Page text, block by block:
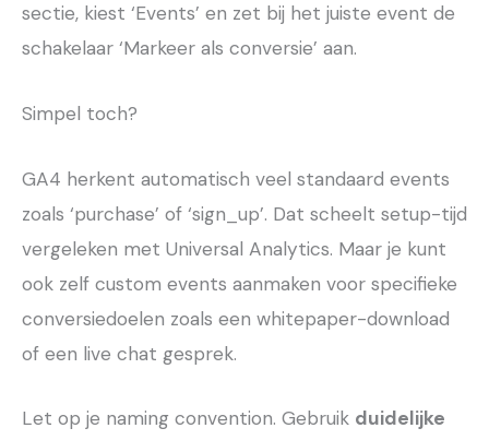
sectie, kiest ‘Events’ en zet bij het juiste event de
schakelaar ‘Markeer als conversie’ aan.
Simpel toch?
GA4 herkent automatisch veel standaard events
zoals ‘purchase’ of ‘sign_up’. Dat scheelt setup-tijd
vergeleken met Universal Analytics. Maar je kunt
ook zelf custom events aanmaken voor specifieke
conversiedoelen zoals een whitepaper-download
of een live chat gesprek.
Let op je naming convention. Gebruik duidelijke